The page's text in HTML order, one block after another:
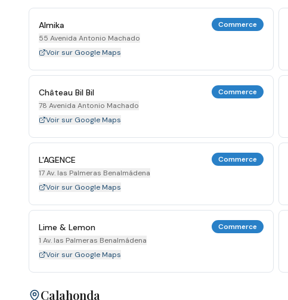
Almika
55 Avenida Antonio Machado
Commerce
Voir sur Google Maps
Château Bil Bil
78 Avenida Antonio Machado
Commerce
Voir sur Google Maps
L'AGENCE
17 Av. las Palmeras Benalmádena
Commerce
Voir sur Google Maps
Lime & Lemon
1 Av. las Palmeras Benalmádena
Commerce
Voir sur Google Maps
Calahonda